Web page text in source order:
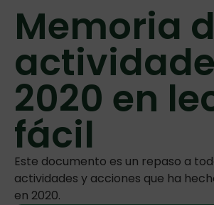
Memoria
2020 en
fácil
Este documento es un repaso a
actividades y acciones que ha
en 2020.